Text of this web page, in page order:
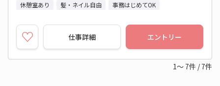
休憩室あり
髪・ネイル自由 事務はじめてOK
仕事詳細 エントリー
1～ 7件 / 7件